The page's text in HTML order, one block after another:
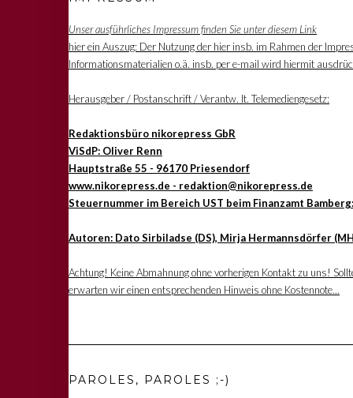
Unser ausführliches Impressum finden Sie unter diesem Link
hier ein Auszug: Der Nutzung der hier insb. im Rahmen der
Informationsmaterialien o.ä. insb. per e-mail wird hiermit
Herausgeber / Postanschrift / Verantw. lt. Telemediengesetz:
Redaktionsbüro nikorepress GbR
ViSdP: Oliver Renn
Hauptstraße 55 - 96170 Priesendorf
www.nikorepress.de - redaktion@nikorepress.de
Steuernummer im Bereich UST beim Finanzamt
Autoren: Dato Sirbiladse (DS), Mirja Hermannsdörfer
Achtung! Keine Abmahnung ohne vorherigen Kontakt zu uns!
erwarten wir einen entsprechenden Hinweis ohne Kostennote...
PAROLES, PAROLES ;-)